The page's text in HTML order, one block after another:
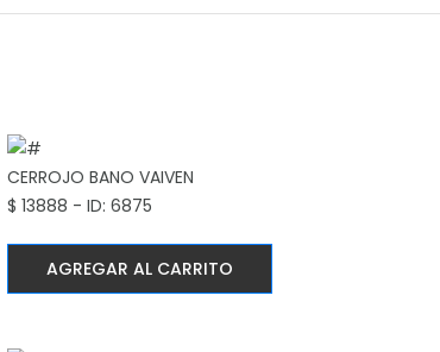
CERROJO BANO VAIVEN
$ 13888 - ID: 6875
AGREGAR AL CARRITO